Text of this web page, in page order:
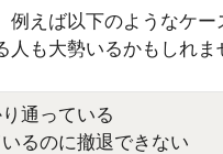
例えば以下のようなケ
人も大勢いるかもしれま
通っている
るのに撤退できない